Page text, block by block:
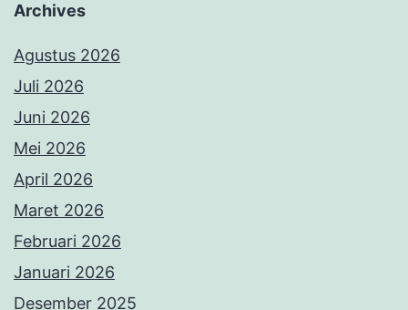
Archives
Agustus 2026
Juli 2026
Juni 2026
Mei 2026
April 2026
Maret 2026
Februari 2026
Januari 2026
Desember 2025